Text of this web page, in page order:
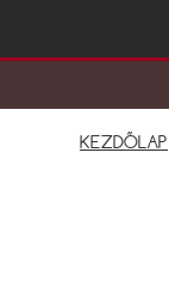
KEZDŐLAP